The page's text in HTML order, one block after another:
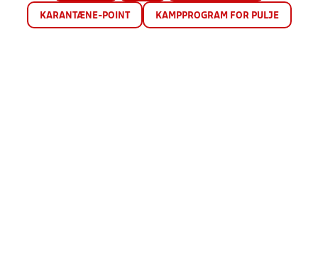
KARANTÆNE-POINT KAMPPROGRAM FOR PULJE